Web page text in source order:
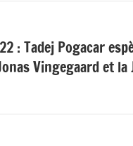
: Tadej Pogacar
Vingegaard et la